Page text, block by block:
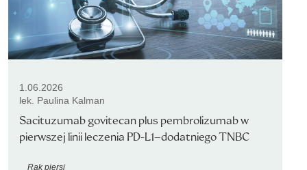
1.06.2026
lek. Paulina Kalman
Sacituzumab govitecan plus pembrolizumab w
pierwszej linii leczenia PD-L1–dodatniego TNBC
Rak piersi